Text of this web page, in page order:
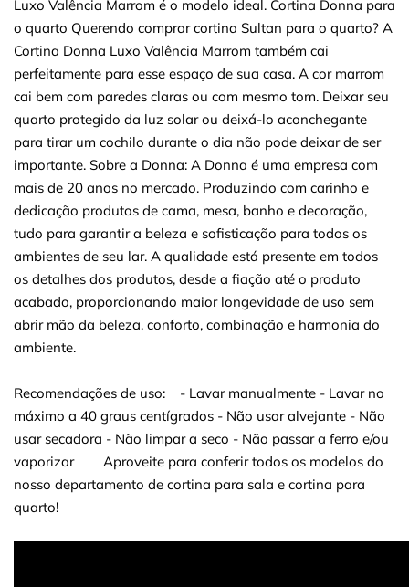
Luxo Valência Marrom é o modelo ideal. Cortina Donna para
o quarto Querendo comprar cortina Sultan para o quarto? A
Cortina Donna Luxo Valência Marrom também cai
perfeitamente para esse espaço de sua casa. A cor marrom
cai bem com paredes claras ou com mesmo tom. Deixar seu
quarto protegido da luz solar ou deixá-lo aconchegante
para tirar um cochilo durante o dia não pode deixar de ser
importante. Sobre a Donna: A Donna é uma empresa com
mais de 20 anos no mercado. Produzindo com carinho e
dedicação produtos de cama, mesa, banho e decoração,
tudo para garantir a beleza e sofisticação para todos os
ambientes de seu lar. A qualidade está presente em todos
os detalhes dos produtos, desde a fiação até o produto
acabado, proporcionando maior longevidade de uso sem
abrir mão da beleza, conforto, combinação e harmonia do
ambiente.
Recomendações de uso: - Lavar manualmente - Lavar no
máximo a 40 graus centígrados - Não usar alvejante - Não
usar secadora - Não limpar a seco - Não passar a ferro e/ou
vaporizar Aproveite para conferir todos os modelos do
nosso departamento de cortina para sala e cortina para
quarto!